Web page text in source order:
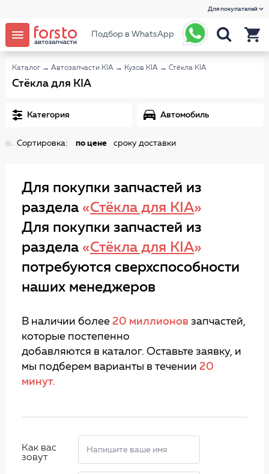
Для покупателей
Подбор в WhatsApp
Каталог → Автозапчасти KIA → Кузов KIA → Стёкла KIA
Стёкла для KIA
Категория Автомобиль
Сортировка: по цене сроку доставки
Для покупки запчастей из
раздела «Стёкла для KIA»
Для покупки запчастей из
раздела «Стёкла для KIA»
потребуются сверхспособности
наших менеджеров
В наличии более 20 миллионов запчастей,
которые постепенно
добавляются в каталог. Оставьте заявку, и
мы подберем варианты в течении 20
минут.
Как вас
зовут